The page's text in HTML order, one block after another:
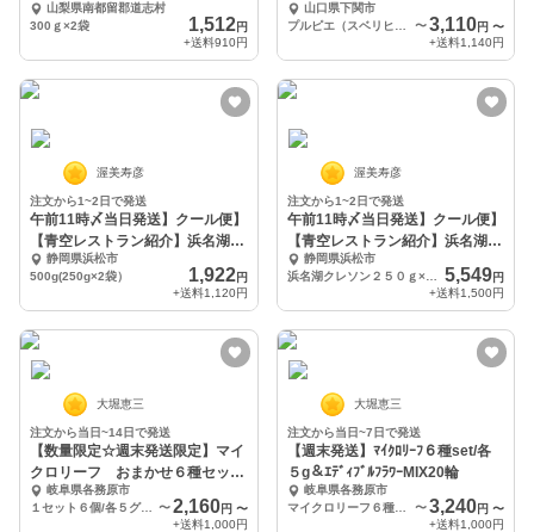
山梨県南都留郡道志村
300ｇ×2袋
1,512円
+送料910円
ユ）山口県下関市
〜3,110円 〜
+送料1,140円
渥美寿彦
注文から1~2日で発送
午前11時〆当日発送】クール便】
【青空レストラン紹介】浜名湖ク
レソン５００ｇ
静岡県浜松市
500g(250g×2袋）
1,922円
+送料1,120円
渥美寿彦
注文から1~2日で発送
午前11時〆当日発送】クール便】
【青空レストラン紹介】浜名湖ク
レソン１.５ｋｇ
静岡県浜松市
5,549円
+送料1,500円
大堀恵三
注文から当日~14日で発送
【数量限定☆週末発送限定】マイ
クロリーフ おまかせ６種セッ
ト/各５グラム
岐阜県各務原市
１セット６個/各５グラム
〜 2,160円 〜
+送料1,000円
大堀恵三
注文から当日~7日で発送
【週末発送】ﾏｲｸﾛﾘｰﾌ６種set/各
５g＆ｴﾃﾞｨﾌﾞﾙﾌﾗﾜｰMIX20輪
岐阜県各務原市
マイクロリーフ６種セット/各５g ＆ エディブルフラワーミックス【20輪】
〜3,240円 〜
+送料1,000円